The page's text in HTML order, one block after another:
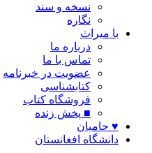
نسخه و سند
نگاره
با میراث
درباره ما
تماس با ما
عضویت در خبرنامه
کتابشناسی
فروشگاه کتاب
■ پخش زنده
♥ حامیان
دانشگاه افغانستان